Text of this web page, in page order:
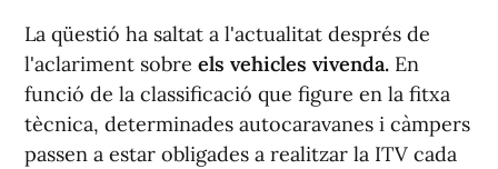
La qüestió ha saltat a l'actualitat després de
l'aclariment sobre els vehicles vivenda. En
funció de la classificació que figure en la fitxa
tècnica, determinades autocaravanes i càmpers
passen a estar obligades a realitzar la ITV cada